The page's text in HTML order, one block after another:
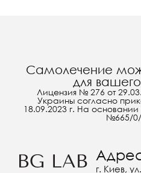
Самолечение
для
Лицензия № 276 от
Украины согласно
18.09.2023 г. На основании
№665/
г. Киев, ул.